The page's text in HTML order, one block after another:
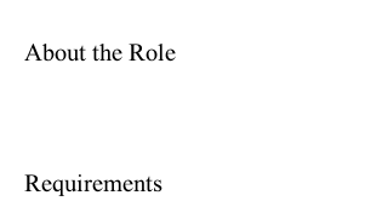
About the Role
Requirements